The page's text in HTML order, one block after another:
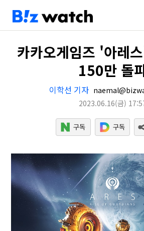
카카오게임즈 '아레
150만 돌
이학선 기자
2023.06.16(금)